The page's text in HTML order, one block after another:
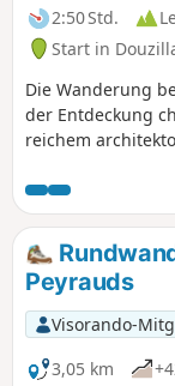
2:50 Std.
Start in
Die Wanderung
der Entdeckung
reichem
schließlich über
Douzillac zum
Peyrauds
Visorando-
3,05 km